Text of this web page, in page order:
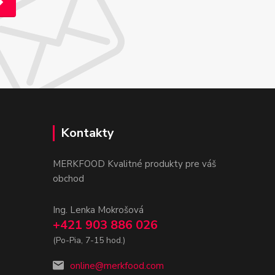
Kontakty
MERKFOOD Kvalitné produkty pre váš
obchod
Ing. Lenka Mokrošová
+421 903 886 026
(Po-Pia, 7-15 hod.)
online@merkfood.com